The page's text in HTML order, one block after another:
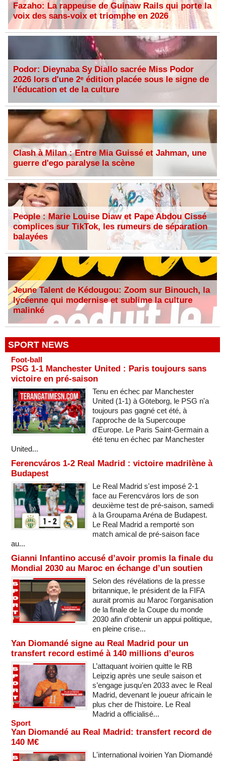
Fazaho: La rappeuse de Guinaw Rails qui porte la
voix des sans-voix et triomphe en 2026
Podor: Dieynaba Sy Diallo sacrée Miss Podor
2026 lors d'une 2ᵉ édition placée sous le signe de
l'éducation et de la culture
Clash à Milan : Entre Mia Guissé et Jahman, une
guerre d'ego paralyse la scène
People : Marie Louise Diaw et Pape Abdou Cissé
complices sur TikTok, les rumeurs de séparation
balayées
Jeune Talent de Kédougou: Zoom sur Binouch, la
lycéenne qui modernise et sublime la culture
malinké
SPORT NEWS
Foot-ball
PSG 1-1 Manchester United : Paris toujours sans
victoire en pré-saison
Tenu en échec par Manchester
United (1-1) à Göteborg, le PSG n'a
toujours pas gagné cet été, à
l'approche de la Supercoupe
d'Europe. Le Paris Saint-Germain a
été tenu en échec par Manchester
United...
Ferencváros 1-2 Real Madrid : victoire madrilène à
Budapest
Le Real Madrid s'est imposé 2-1
face au Ferencváros lors de son
deuxième test de pré-saison, samedi
à la Groupama Aréna de Budapest.
Le Real Madrid a remporté son
match amical de pré-saison face
au...
Gianni Infantino accusé d’avoir promis la finale du
Mondial 2030 au Maroc en échange d’un soutien
Selon des révélations de la presse
britannique, le président de la FIFA
aurait promis au Maroc l’organisation
de la finale de la Coupe du monde
2030 afin d’obtenir un appui politique,
en pleine crise...
Yan Diomandé signe au Real Madrid pour un
transfert record estimé à 140 millions d’euros
L’attaquant ivoirien quitte le RB
Leipzig après une seule saison et
s’engage jusqu’en 2033 avec le Real
Madrid, devenant le joueur africain le
plus cher de l’histoire. Le Real
Madrid a officialisé...
Sport
Yan Diomandé au Real Madrid: transfert record de
140 M€
L'international ivoirien Yan Diomandé